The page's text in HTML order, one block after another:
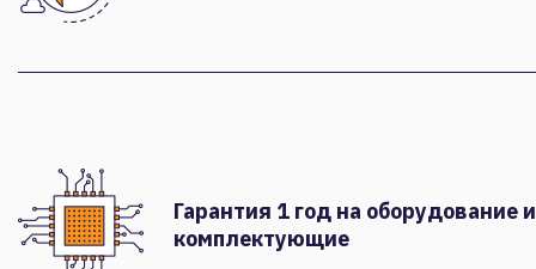
Гарантия 1 год на оборудование и
комплектующие